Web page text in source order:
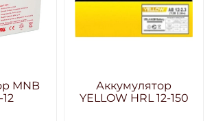
MNB
Аккумулятор
YELLOW HRL 12-150